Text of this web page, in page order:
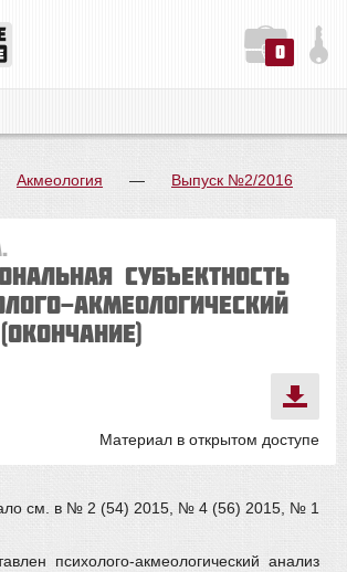
0
Акмеология — Выпуск №2/2016
СУБЪЕКТНОСТЬ
АКМЕОЛОГИЧЕСКИЙ
Материал в открытом доступе
см. в № 2 (54) 2015, № 4 (56) 2015, № 1
психолого-акмеологический анализ